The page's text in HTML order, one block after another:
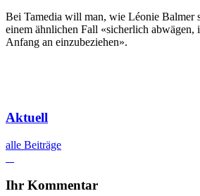
Bei Tamedia will man, wie Léonie Balmer
einem ähnlichen Fall «sicherlich
Anfang an einzubeziehen».
Aktuell
alle Beiträge
Ihr Kommentar